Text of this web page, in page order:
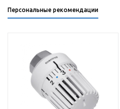
Персональные рекомендации